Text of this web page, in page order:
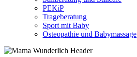
PEKiP
Trageberatung
Sport mit Baby
Osteopathie und Babymassage